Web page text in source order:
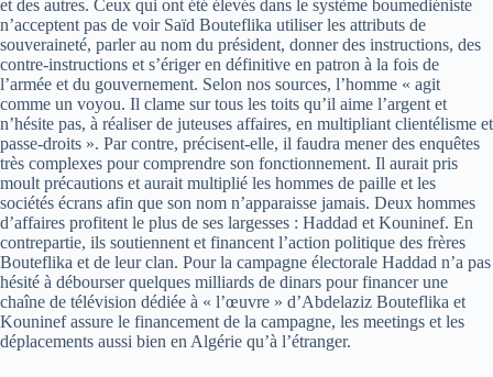
et des autres. Ceux qui ont été élevés dans le système boumediéniste
n’acceptent pas de voir Saïd Bouteflika utiliser les attributs de
souveraineté, parler au nom du président, donner des instructions, des
contre-instructions et s’ériger en définitive en patron à la fois de
l’armée et du gouvernement. Selon nos sources, l’homme « agit
comme un voyou. Il clame sur tous les toits qu’il aime l’argent et
n’hésite pas, à réaliser de juteuses affaires, en multipliant clientélisme et
passe-droits ». Par contre, précisent-elle, il faudra mener des enquêtes
très complexes pour comprendre son fonctionnement. Il aurait pris
moult précautions et aurait multiplié les hommes de paille et les
sociétés écrans afin que son nom n’apparaisse jamais. Deux hommes
d’affaires profitent le plus de ses largesses : Haddad et Kouninef. En
contrepartie, ils soutiennent et financent l’action politique des frères
Bouteflika et de leur clan. Pour la campagne électorale Haddad n’a pas
hésité à débourser quelques milliards de dinars pour financer une
chaîne de télévision dédiée à « l’œuvre » d’Abdelaziz Bouteflika et
Kouninef assure le financement de la campagne, les meetings et les
déplacements aussi bien en Algérie qu’à l’étranger.